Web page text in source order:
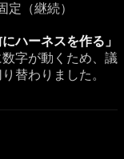
定（継続）
ハーネスを作る」
字が動くため、議
替わりました。